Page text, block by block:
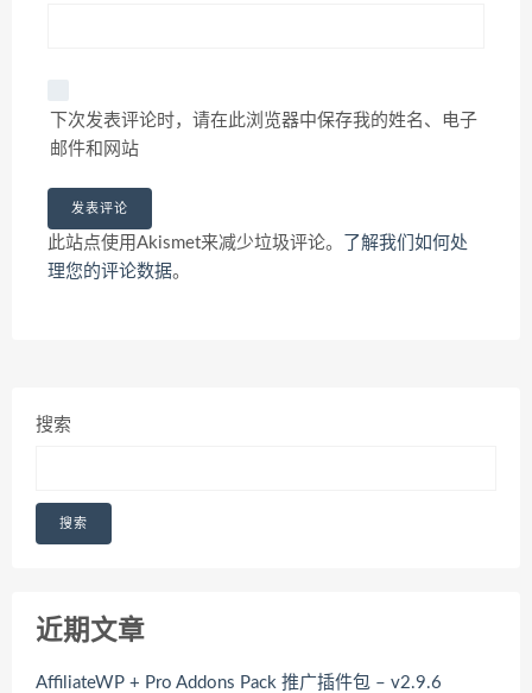
下次发表评论时，请在此浏览器中保存我的姓名、电子
邮件和网站
此站点使用Akismet来减少垃圾评论。
了解我们如何处
理您的评论数据。
搜索
搜索
近期文章
AffiliateWP + Pro Addons Pack 推广插件包 – v2.9.6